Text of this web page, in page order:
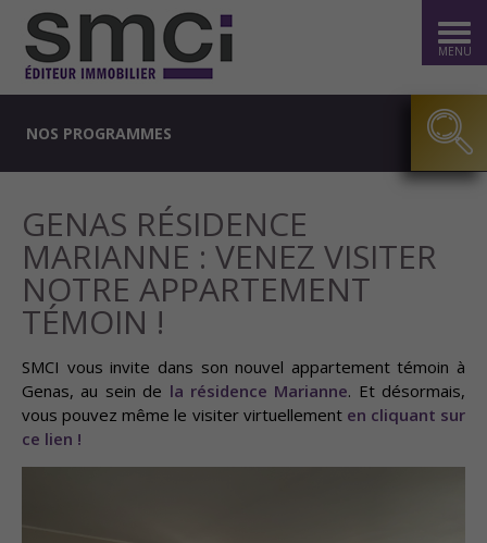
MENU
NOS PROGRAMMES
GENAS RÉSIDENCE
MARIANNE : VENEZ VISITER
NOTRE APPARTEMENT
TÉMOIN !
SMCI vous invite dans son nouvel appartement témoin à
Genas, au sein de la résidence Marianne. Et désormais,
vous pouvez même le visiter virtuellement en cliquant sur
ce lien !